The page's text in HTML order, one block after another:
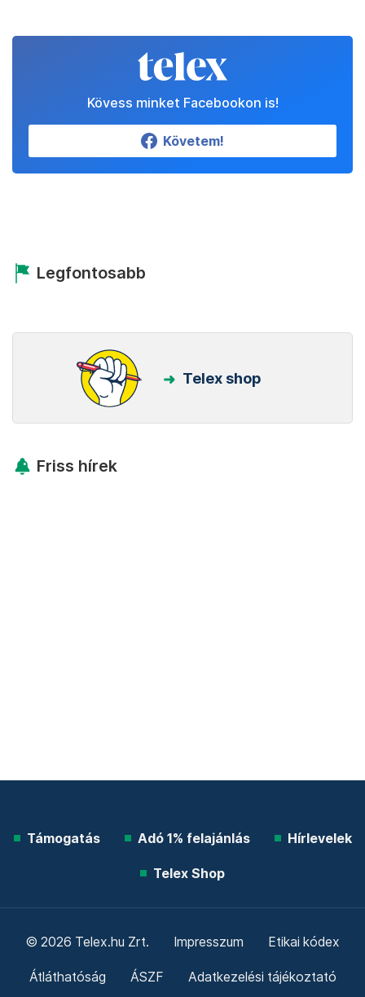
Kövess minket Facebookon is!
Követem!
Legfontosabb
Telex shop
Friss hírek
Támogatás Adó 1% felajánlás Hírlevelek
Telex Shop
© 2026 Telex.hu Zrt. Impresszum Etikai kódex
Átláthatóság ÁSZF Adatkezelési tájékoztató